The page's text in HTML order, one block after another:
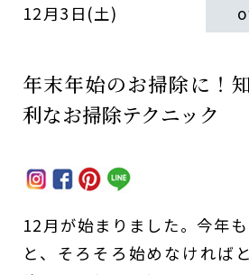
12月3日(土)
年末年始のお掃除に！
利なお掃除テクニック
12月が始まりました。今年
と、そろそろ始めなければ